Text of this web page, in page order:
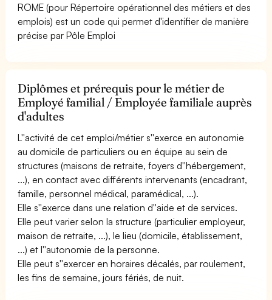
ROME (pour Répertoire opérationnel des métiers et des
emplois) est un code qui permet d'identifier de manière
précise par Pôle Emploi
Diplômes et prérequis pour le métier de
Employé familial / Employée familiale auprès
d'adultes
L''activité de cet emploi/métier s''exerce en autonomie
au domicile de particuliers ou en équipe au sein de
structures (maisons de retraite, foyers d''hébergement,
...), en contact avec différents intervenants (encadrant,
famille, personnel médical, paramédical, ...).
Elle s''exerce dans une relation d''aide et de services.
Elle peut varier selon la structure (particulier employeur,
maison de retraite, ...), le lieu (domicile, établissement,
...) et l''autonomie de la personne.
Elle peut s''exercer en horaires décalés, par roulement,
les fins de semaine, jours fériés, de nuit.